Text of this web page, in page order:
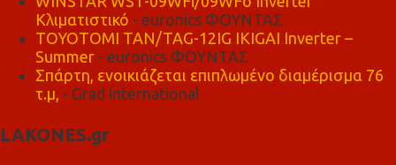
Κλιματιστικό - euronics ΦΟΥΝΤΑΣ
TOYOTOMI TAN/TAG-12IG IKIGAI Inverter –
Summer - euronics ΦΟΥΝΤΑΣ
Σπάρτη, ενοικιάζεται επιπλωμένο διαμέρισμα 76
τ.μ, - Grad international
LAKONES.gr